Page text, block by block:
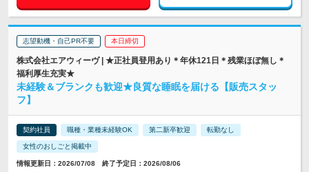
志望動機・自己PR不要 本日締切
株式会社エアウィーヴ | ★正社員登用あり＊年休121日＊残業ほぼ無し＊
福利厚生充実★
未経験＆ブランクも歓迎★良質な睡眠を届ける【販売スタッ
フ】
契約社員 職種・業種未経験OK 第二新卒歓迎 転勤なし
女性のおしごと掲載中
情報更新日：2026/07/08 終了予定日：2026/08/06